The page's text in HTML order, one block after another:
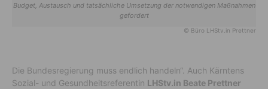
Budget, Austausch und tatsächliche Umsetzung der notwendigen Maßnahmen
gefordert
© Büro LHStv.in Prettner
Die Bundesregierung muss endlich handeln“. Auch Kärntens
Sozial- und Gesundheitsreferentin LHStv.in Beate Prettner